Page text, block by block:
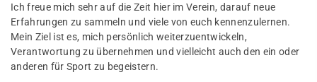
Ich freue mich sehr auf die Zeit hier im Verein, darauf neue
Erfahrungen zu sammeln und viele von euch kennenzulernen.
Mein Ziel ist es, mich persönlich weiterzuentwickeln,
Verantwortung zu übernehmen und vielleicht auch den ein oder
anderen für Sport zu begeistern.